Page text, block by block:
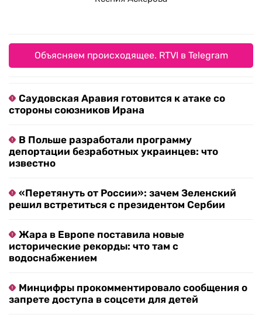
Объясняем происходящее. RTVI в Telegram
Саудовская Аравия готовится к атаке со
стороны союзников Ирана
В Польше разработали программу
депортации безработных украинцев: что
известно
«Перетянуть от России»: зачем Зеленский
решил встретиться с президентом Сербии
Жара в Европе поставила новые
исторические рекорды: что там с
водоснабжением
Минцифры прокомментировало сообщения о
запрете доступа в соцсети для детей